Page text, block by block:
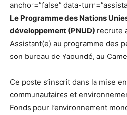
anchor=”false” data-
Le Programme des Nations
développement (PNUD) recrute
Assistant(e) au programme des
son bureau de Yaoundé, au
Ce poste s’inscrit dans la mise
communautaires et
Fonds pour l’environnement